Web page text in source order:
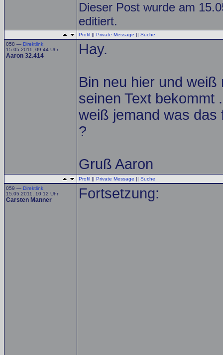
Dieser Post wurde am
editiert.
Profil || Private Message || Suche
058 — Direktlink
15.05.2011, 09:44 Uhr
Aaron 32.414 Hay.
Bin neu hier und
seinen Text bekommt
weiß jemand was das
?
Gruß Aaron
Profil || Private Message || Suche
059 — Direktlink
15.05.2011, 10:12 Uhr
Carsten Manner Fortsetzung: